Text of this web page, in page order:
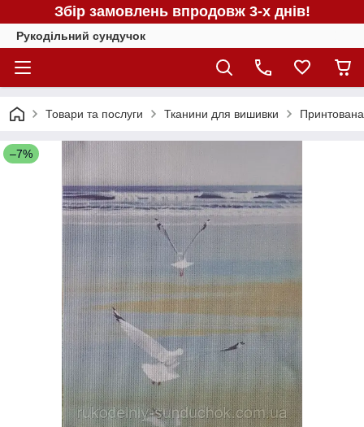
Збір замовлень впродовж 3-х днів!
Рукодільний сундучок
Товари та послуги Тканини для вишивки
–7%